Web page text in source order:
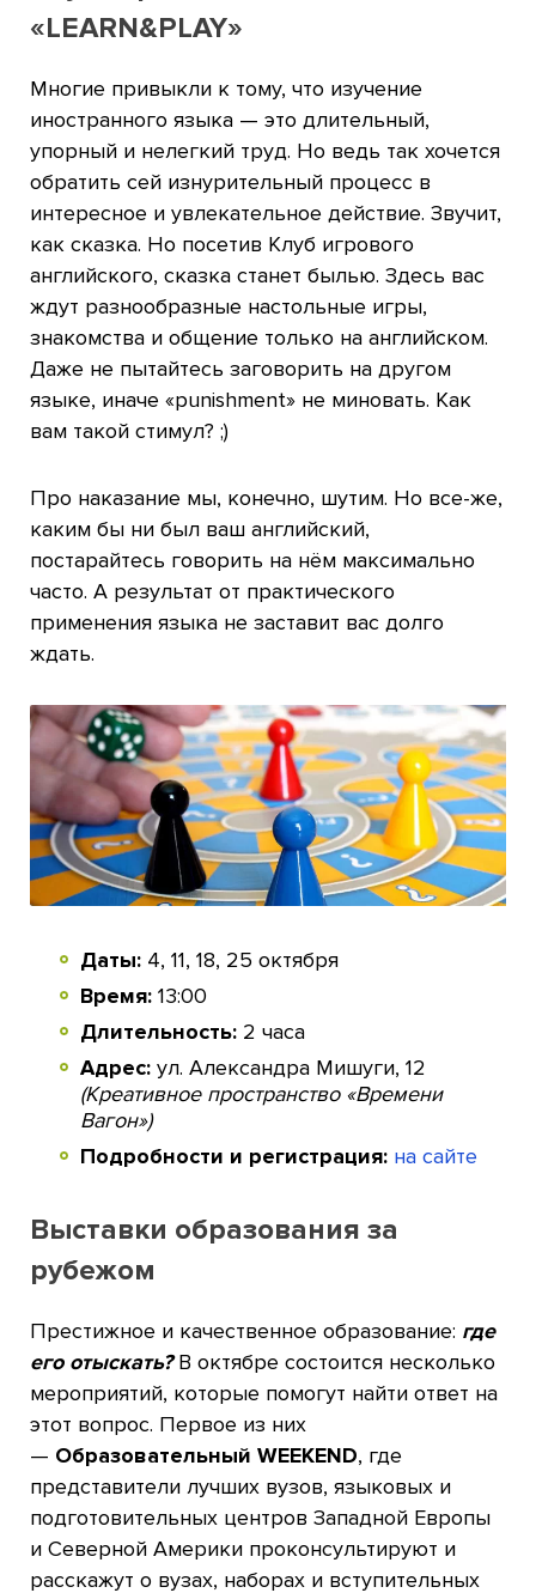
«LEARN&PLAY»
Многие привыкли к тому, что изучение
иностранного языка — это длительный,
упорный и нелегкий труд. Но ведь так хочется
обратить сей изнурительный процесс в
интересное и увлекательное действие. Звучит,
как сказка. Но посетив Клуб игрового
английского, сказка станет былью. Здесь вас
ждут разнообразные настольные игры,
знакомства и общение только на английском.
Даже не пытайтесь заговорить на другом
языке, иначе «punishment» не миновать. Как
вам такой стимул? ;)
Про наказание мы, конечно, шутим. Но все-же,
каким бы ни был ваш английский,
постарайтесь говорить на нём максимально
часто. А результат от практического
применения языка не заставит вас долго
ждать.
Даты: 4, 11, 18, 25 октября
Время: 13:00
Длительность: 2 часа
Адрес: ул. Александра Мишуги, 12
(Креативное пространство «Времени
Вагон»)
Подробности и регистрация: на сайте
Выставки образования за
рубежом
Престижное и качественное образование: где
его отыскать?В октябре состоится несколько
мероприятий, которые помогут найти ответ на
этот вопрос. Первое из них
— Образовательный WEEKEND, где
представители лучших вузов, языковых и
подготовительных центров Западной Европы
и Северной Америки проконсультируют и
расскажут о вузах, наборах и вступительных